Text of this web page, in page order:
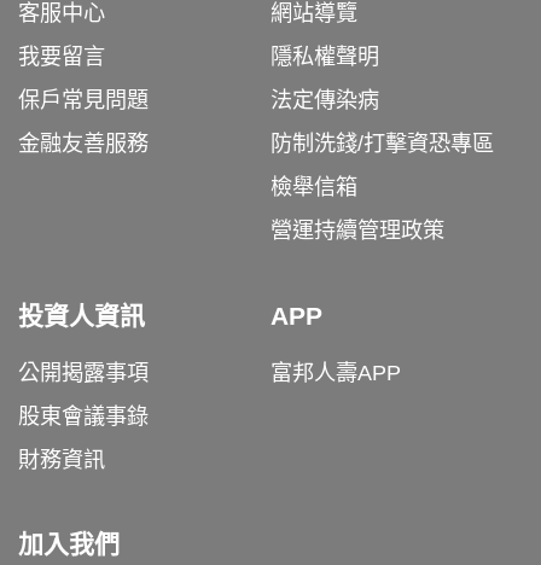
客服中心
我要留言
保戶常見問題
金融友善服務
網站導覽
隱私權聲明
法定傳染病
防制洗錢/打擊資恐專區
檢舉信箱
營運持續管理政策
投資人資訊
公開揭露事項
股東會議事錄
財務資訊
APP
富邦人壽APP
加入我們